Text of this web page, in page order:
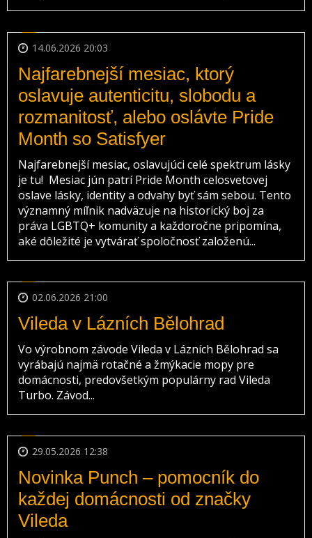
14.06.2026 20:03
Najfarebnejší mesiac, ktorý
oslavuje autenticitu, slobodu a
rozmanitosť, alebo oslávte Pride
Month so Satisfyer
Najfarebnejší mesiac, oslavujúci celé spektrum lásky
je tu! Mesiac jún patrí Pride Month celosvetovej
oslave lásky, identity a odvahy byť sám sebou. Tento
významný míľnik nadväzuje na historický boj za
práva LGBTQ+ komunity a každoročne pripomína,
aké dôležité je vytvárať spoločnosť založenú...
02.06.2026 21:00
Vileda v Lázních Bělohrad
Vo výrobnom závode Vileda v Lázních Bělohrad sa
vyrábajú najmä rotačné a žmýkacie mopy pre
domácnosti, predovšetkým populárny rad Vileda
Turbo. Závod...
29.05.2026 12:38
Novinka Punch – pomocník do
každej domácnosti od značky
Vileda